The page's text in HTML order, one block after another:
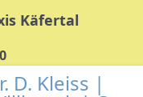
Käfertal